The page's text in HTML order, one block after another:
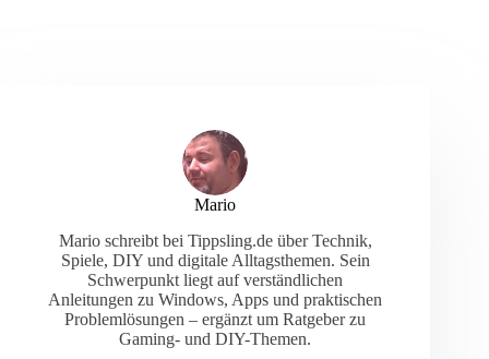
Mario
Mario schreibt bei Tippsling.de über Technik,
Spiele, DIY und digitale Alltagsthemen. Sein
Schwerpunkt liegt auf verständlichen
Anleitungen zu Windows, Apps und praktischen
Problemlösungen – ergänzt um Ratgeber zu
Gaming- und DIY-Themen.